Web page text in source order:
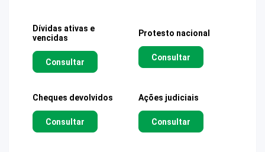
Dívidas ativas e
vencidas
Consultar
Protesto nacional
Consultar
Cheques devolvidos
Consultar
Ações judiciais
Consultar